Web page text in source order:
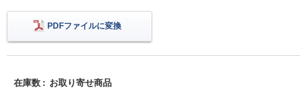
PDFファイルに変換
在庫数 お取り寄せ商品